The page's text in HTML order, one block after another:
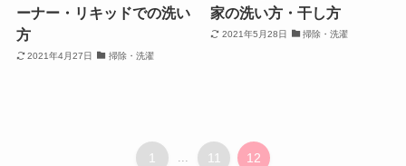
ーナー・リキッドでの洗い
方
2021年4月27日 掃除・洗濯
家の洗い方・干し方
2021年5月28日 掃除・洗濯
1 11 12